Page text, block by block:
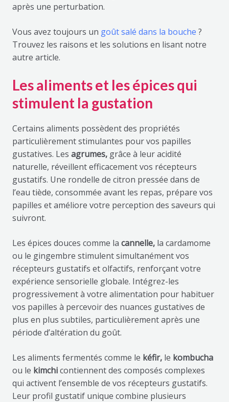
après une perturbation.
Vous avez toujours un goût salé dans la bouche ?
Trouvez les raisons et les solutions en lisant notre
autre article.
Les aliments et les épices qui
stimulent la gustation
Certains aliments possèdent des propriétés
particulièrement stimulantes pour vos papilles
gustatives. Les agrumes,grâce à leur acidité
naturelle, réveillent efficacement vos récepteurs
gustatifs. Une rondelle de citron pressée dans de
l’eau tiède, consommée avant les repas, prépare vos
papilles et améliore votre perception des saveurs qui
suivront.
Les épices douces comme la cannelle,la cardamome
ou le gingembre stimulent simultanément vos
récepteurs gustatifs et olfactifs, renforçant votre
expérience sensorielle globale. Intégrez-les
progressivement à votre alimentation pour habituer
vos papilles à percevoir des nuances gustatives de
plus en plus subtiles, particulièrement après une
période d’altération du goût.
Les aliments fermentés comme le kéfir,le kombucha
ou le kimchicontiennent des composés complexes
qui activent l’ensemble de vos récepteurs gustatifs.
Leur profil gustatif unique combine plusieurs